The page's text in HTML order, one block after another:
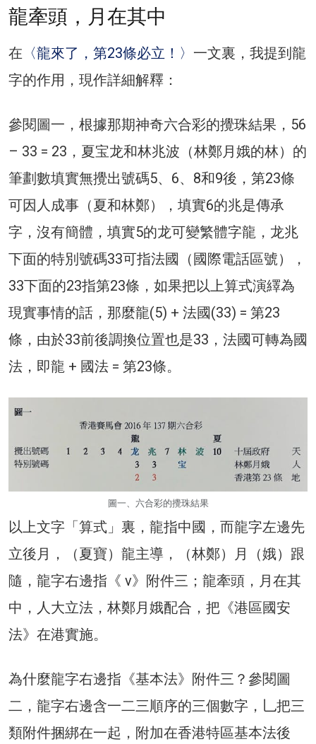
龍牽頭，月在其中
在 〈龍來了，第23條必立！〉 一文裏，我提到龍
字的作用，現作詳細解釋：
參閱圖一，根據那期神奇六合彩的攪珠結果，56
– 33 = 23，夏宝龙和林兆波（林鄭月娥的林）的
筆劃數填實無攪出號碼5、6、8和9後，第23條
可因人成事（夏和林鄭），填實6的兆是傳承
字，沒有簡體，填實5的龙可變繁體字龍，龙兆
下面的特別號碼33可指法國（國際電話區號），
33下面的23指第23條，如果把以上算式演繹為
現實事情的話，那麼龍(5) + 法國(33) = 第23
條，由於33前後調換位置也是33，法國可轉為國
法，即龍 + 國法 = 第23條。
圖一、六合彩的攪珠結果
以上文字「算式」裏，龍指中國，而龍字左邊先
立後月，（夏寶）龍主導，（林鄭）月（娥）跟
隨，龍字右邊指《 v》附件三；龍牽頭，月在其
中，人大立法，林鄭月娥配合，把《港區國安
法》在港實施。
為什麼龍字右邊指《基本法》附件三？參閱圖
二，龍字右邊含一二三順序的三個數字，乚把三
類附件捆綁在一起，附加在香港特區基本法後